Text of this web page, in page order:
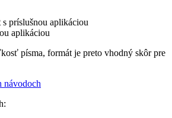
s príslušnou aplikáciou
aplikáciou
písma, formát je preto vhodný skôr pre
návodoch